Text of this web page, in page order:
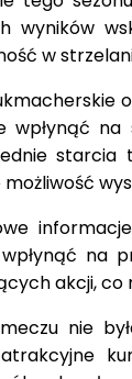
wyników
w
wpłynąć na
starcia
możliwość
na
akcji, co
nie